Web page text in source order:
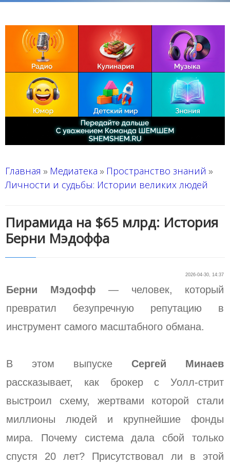
Главная » Медиатека » Пространство знаний »
Личности и судьбы: Истории великих людей
Пирамида на $65 млрд: История
Берни Мэдоффа
2026-04-30, 14:37
Берни Мэдофф — человек, который
превратил безупречную репутацию в
инструмент самого масштабного обмана.
В этом выпуске Сергей Минаев
рассказывает, как брокер с Уолл-стрит
выстроил схему, жертвами которой стали
миллионы людей и крупнейшие фонды
мира. Почему система дала сбой только
спустя 20 лет? Присутствовал ли в этой